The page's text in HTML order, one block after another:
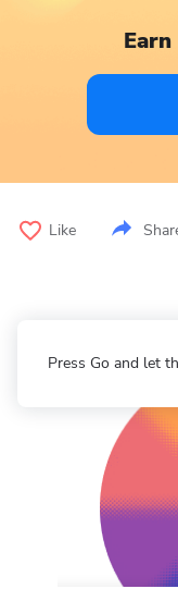
Like
Press Go and let